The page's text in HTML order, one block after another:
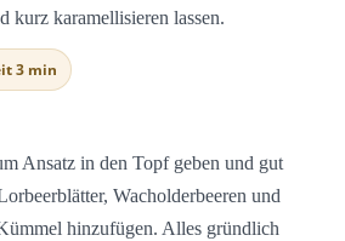
kurz karamellisieren lassen.
3 min
Ansatz in den Topf geben und gut
Wacholderbeeren und
hinzufügen. Alles gründlich